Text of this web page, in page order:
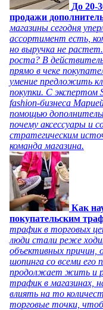
До 20-
продажи
магазины сегодня
ассортимент есть,
но выручка не
роста? В
прямо в чеке
умение предложить
покупки. С экспертом
fashion-бизнеса
помощью
почему аксессуары и
стратегическим
команда магазина.
Как
покупательским
трафик в торговых
люди стали реже
объективных причин,
шопинга со всеми
продолжает жить и
трафик в магазинах,
влиять на то
торговые точки,